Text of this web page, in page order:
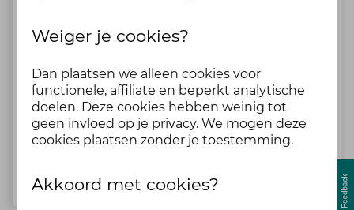
Bekijk alle topics
Welkom bij Blij in je brein
Jouw eerste keer hier? Lees je in en doe gelijk al mee.
1 Topics meer dan 4 jaar geleden
Weiger je cookies?
Dan plaatsen we alleen cookies voor
functionele, affiliate en beperkt analytische
doelen. Deze cookies hebben weinig tot
geen invloed op je privacy. We mogen deze
cookies plaatsen zonder je toestemming.
Akkoord met cookies?